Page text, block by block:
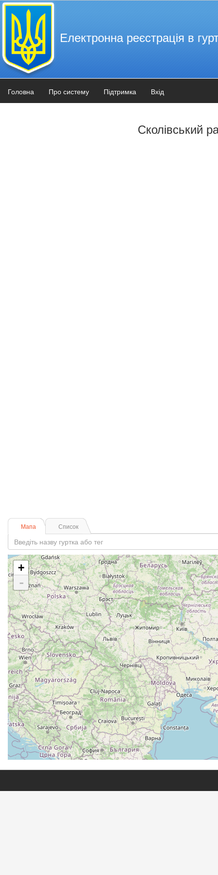
Електронна реєстрація в
Головна Про систему Підтримка Вхід
Сколівський
Мапа Список
+
-